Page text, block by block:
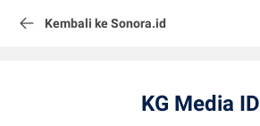
Kembali ke Sonora.id
KG Media ID